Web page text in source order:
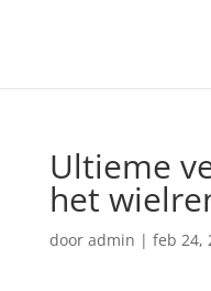
Ultieme
het
door admin | feb 24,